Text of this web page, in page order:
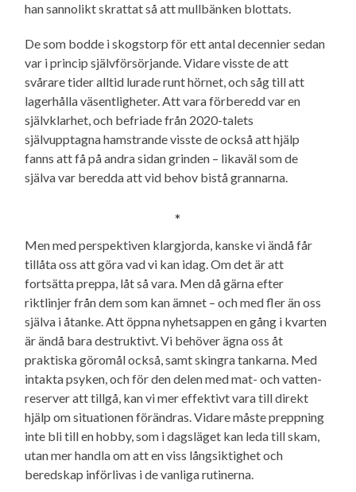
han sannolikt skrattat så att mullbänken blottats.
De som bodde i skogstorp för ett antal decennier sedan
var i princip själv­försörjande. Vidare visste de att
svårare tider alltid lurade runt hörnet, och såg till att
lagerhålla väsentligheter. Att vara förberedd var en
självklarhet, och befriade från 2020-talets
självupptagna hamstrande visste de också att hjälp
fanns att få på andra sidan grinden – likaväl som de
själva var beredda att vid behov bistå grannarna.
*
Men med perspektiven klargjorda, kanske vi ändå får
tillåta oss att göra vad vi kan idag. Om det är att
fortsätta preppa, låt så vara. Men då gärna efter
riktlinjer från dem som kan ämnet – och med fler än oss
själva i åtanke. Att öppna nyhetsappen en gång i kvarten
är ändå bara destruktivt. Vi behöver ägna oss åt
praktiska göromål också, samt skingra tankarna. Med
intakta psyken, och för den delen med mat- och vatten­
reserver att tillgå, kan vi mer effektivt vara till direkt
hjälp om situationen förändras. Vidare måste preppning
inte bli till en hobby, som i dagsläget kan leda till skam,
utan mer handla om att en viss långsiktighet och
beredskap införlivas i de vanliga rutinerna.